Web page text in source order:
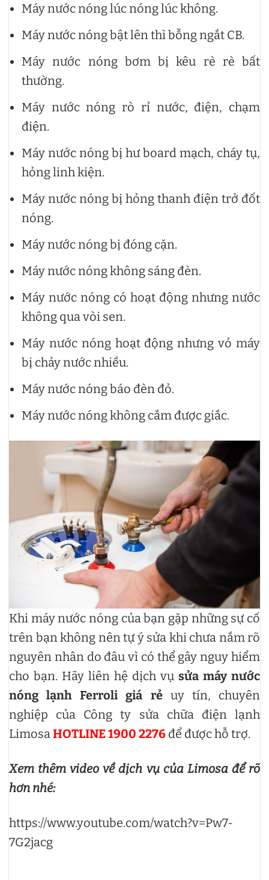
Máy nước nóng lúc nóng lúc không.
Máy nước nóng bật lên thì bỗng ngắt CB.
Máy nước nóng bơm bị kêu rè rè bất
thường.
Máy nước nóng rò rỉ nước, điện, chạm
điện.
Máy nước nóng bị hư board mạch, cháy tụ,
hỏng linh kiện.
Máy nước nóng bị hỏng thanh điện trở đốt
nóng.
Máy nước nóng bị đóng cặn.
Máy nước nóng không sáng đèn.
Máy nước nóng có hoạt động nhưng nước
không qua vòi sen.
Máy nước nóng hoạt động nhưng vỏ máy
bị chảy nước nhiều.
Máy nước nóng báo đèn đỏ.
Máy nước nóng không cắm được giắc.
Khi máy nước nóng của bạn gặp những sự cố
trên bạn không nên tự ý sửa khi chưa nắm rõ
nguyên nhân do đâu vì có thể gây nguy hiểm
cho bạn. Hãy liên hệ dịch vụ sửa máy nước
nóng lạnh Ferroli giá rẻuy tín, chuyên
nghiệp của Công ty sửa chữa điện lạnh
LimosaHOTLINE 1900 2276 để được hỗ trợ.
Xem thêm video về dịch vụ của Limosa để rõ
hơn nhé:
https://www.youtube.com/watch?v=Pw7-
7G2jacg